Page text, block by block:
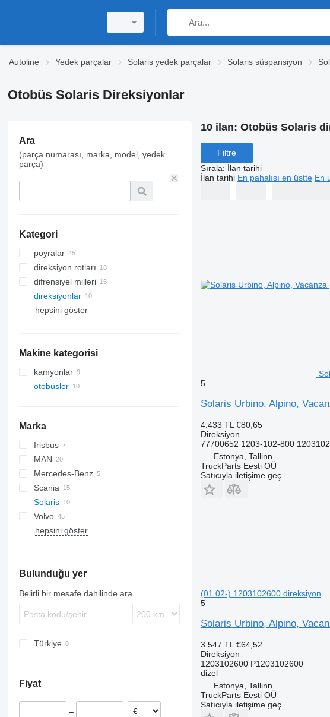
Autoline Yedek parçalar Solaris yedek parçalar Solaris süspansiyon
Otobüs Solaris Direksiyonlar
Ara
(parça numarası, marka, model, yedek
parça)
Kategori
poyralar
direksiyon rotları
difrensiyel milleri
direksiyonlar
hepsini göster
Makine kategorisi
kamyonlar
otobüsler
Marka
Crossway
Irisbus
Axer
Citelis
Crossway
Daily
Domino
Evadys
Proway
MAN
A-series
Lion's series
TGA
TGL
TGM
Mercedes-Benz
Citaro
O-series
Tourismo
Travego
Cityliner
Jetliner
Skyliner
Scania
Solaris
Alpino
Urbino
Volvo
7700
B-series
hepsini göster
Bulunduğu yer
Belirli bir mesafe dahilinde ara
Türkiye
Fiyat
–
10 ilan: Otobüs Solaris
Filtre
Sırala: İlan tarihi
İlan tarihi En pahalısı en üstte En
5
Solaris Urbino, Alpino,
4.433 TL €80,65
Direksiyon
77700652 1203-102-800
Estonya, Tallinn
TruckParts Eesti OÜ
Satıcıyla iletişime geç
(01.02-) 1203102600 direksiyon
5
Solaris Urbino, Alpino,
3.547 TL €64,52
Direksiyon
1203102600 P1203102600
dizel
Estonya, Tallinn
TruckParts Eesti OÜ
Satıcıyla iletişime geç